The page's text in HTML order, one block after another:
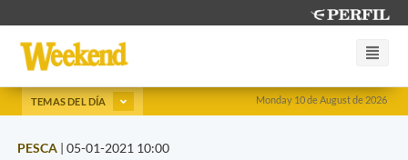
Monday 10 de August de 2026
TEMAS DEL DÍA
PESCA | 05-01-2021 10:00